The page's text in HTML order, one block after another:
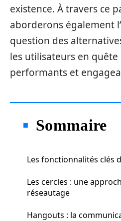
existence. À travers ce
aborderons également
question des
les utilisateurs en
performants et
Sommaire
Les fonctionnalités clés
Les cercles : une
réseautage
Hangouts : la